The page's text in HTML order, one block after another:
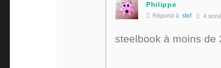
Philippe
Répond à stef 4
steelbook à moins de